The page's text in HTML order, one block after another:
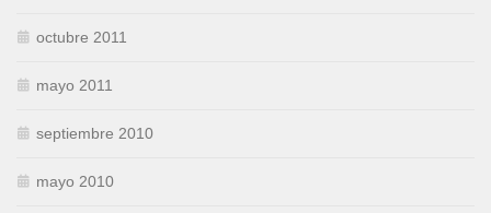
octubre 2011
mayo 2011
septiembre 2010
mayo 2010